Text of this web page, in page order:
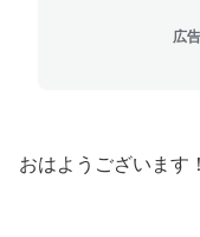
広
おはようございます！